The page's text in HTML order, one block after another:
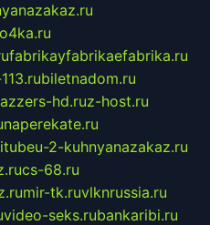
fabrikayfabrikaefabrika.ru
biletnadom.ru
hd.ruz-host.ru
naperekate.ru
2-kuhnyanazakaz.ru
cs-68.ru
mir-tk.ruvlknrussia.ru
video-seks.rubankaribi.ru